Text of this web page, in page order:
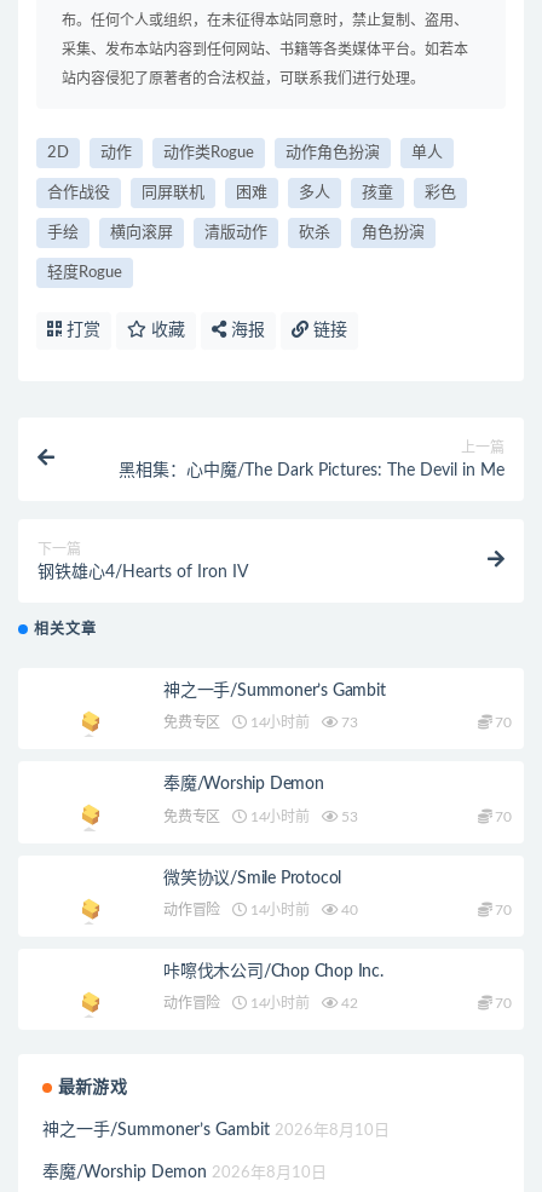
布。任何个人或组织，在未征得本站同意时，禁止复制、盗用、
采集、发布本站内容到任何网站、书籍等各类媒体平台。如若本
站内容侵犯了原著者的合法权益，可联系我们进行处理。
2D 动作 动作类Rogue 动作角色扮演 单人
合作战役 同屏联机 困难 多人 孩童 彩色
手绘 横向滚屏 清版动作 砍杀 角色扮演
轻度Rogue
打赏 收藏 海报 链接
上一篇
黑相集：心中魔/The Dark Pictures: The Devil in Me
下一篇
钢铁雄心4/Hearts of Iron IV
相关文章
神之一手/Summoner’s Gambit
免费专区 14小时前 73 70
奉魔/Worship Demon
免费专区 14小时前 53 70
微笑协议/Smile Protocol
动作冒险 14小时前 40 70
咔嚓伐木公司/Chop Chop Inc.
动作冒险 14小时前 42 70
最新游戏
神之一手/Summoner’s Gambit 2026年8月10日
奉魔/Worship Demon 2026年8月10日